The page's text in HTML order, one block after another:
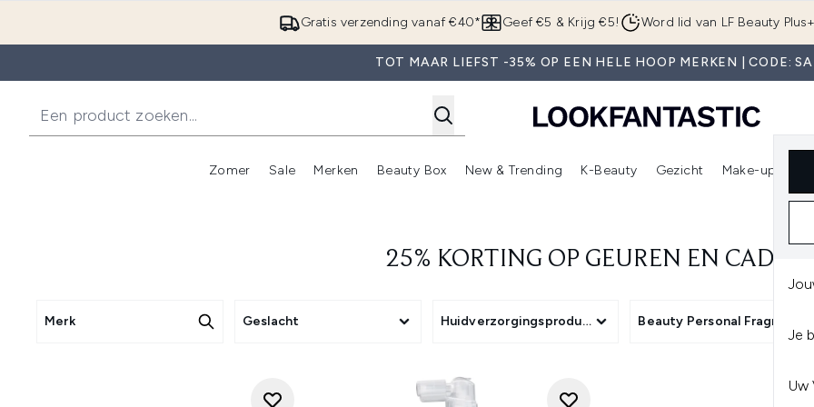
Overslaan naar de hoofdinhoud
Gratis verzending vanaf €40* Geef €5 & Krijg €5! Word lid van LF Beauty Plus+
TOT MAAR LIEFST -35% OP EEN HELE HOOP MERKEN | CODE:
Je
Uw
Zomer
Enter submenu (Zomer)
Sale
Enter submenu (Sale)
Merken
Enter submenu (Merken)
Beauty Box
Enter submenu (Beauty Box)
New & Trending
Enter submenu (New & Trending)
K-Beauty
Enter submenu (K-Beauty)
Gezicht Make-up
25% KORTING OP GEUREN EN
Merk Geslacht Huidverzorgingsproducten Beauty Personal Fragrance